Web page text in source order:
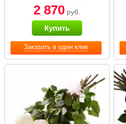
Заказать в один клик
2 870 руб.
Купить